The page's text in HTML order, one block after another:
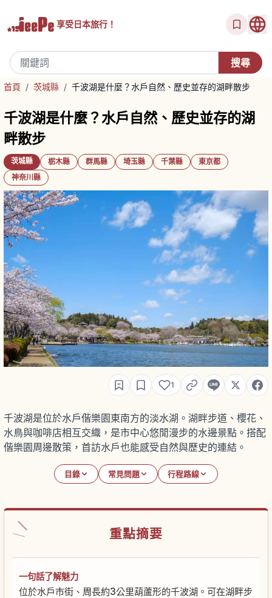
享受日本旅行！
首頁 / 茨城縣 / 千波湖是什麼？水戶自然、歷史並存的湖畔散步
千波湖是什麼？水戶自然、歷史並存的湖
畔散步
茨城縣 栃木縣 群馬縣 埼玉縣 千葉縣
東京都
神奈川縣
1
千波湖是位於水戶偕樂園東南方的淡水湖。湖畔步道、櫻花、
水鳥與咖啡店相互交織，是市中心悠閒漫步的水邊景點。搭配
偕樂園周邊散策，首訪水戶也能感受自然與歷史的連結。
目錄 常見問題 行程路線
重點摘要
一句話了解魅力
位於水戶市街、周長約3公里葫蘆形的千波湖。可在湖畔步